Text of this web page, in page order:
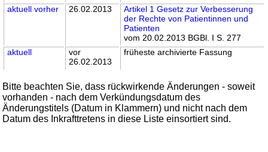
aktuell vorher 26.02.2013
Artikel 1 Gesetz zur Verbesserung
der Rechte von Patientinnen und
Patienten
vom 20.02.2013 BGBl. I S. 277
aktuell
vor
26.02.2013
früheste archivierte Fassung
Bitte beachten Sie, dass rückwirkende Änderungen - soweit
vorhanden - nach dem Verkündungsdatum des
Änderungstitels (Datum in Klammern) und nicht nach dem
Datum des Inkrafttretens in diese Liste einsortiert sind.